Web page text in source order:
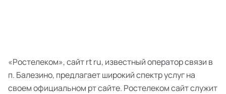
«Ростелеком», сайт rt ru, известный оператор связи в
п. Балезино, предлагает широкий спектр услуг на
своем официальном рт сайте. Ростелеком сайт служит